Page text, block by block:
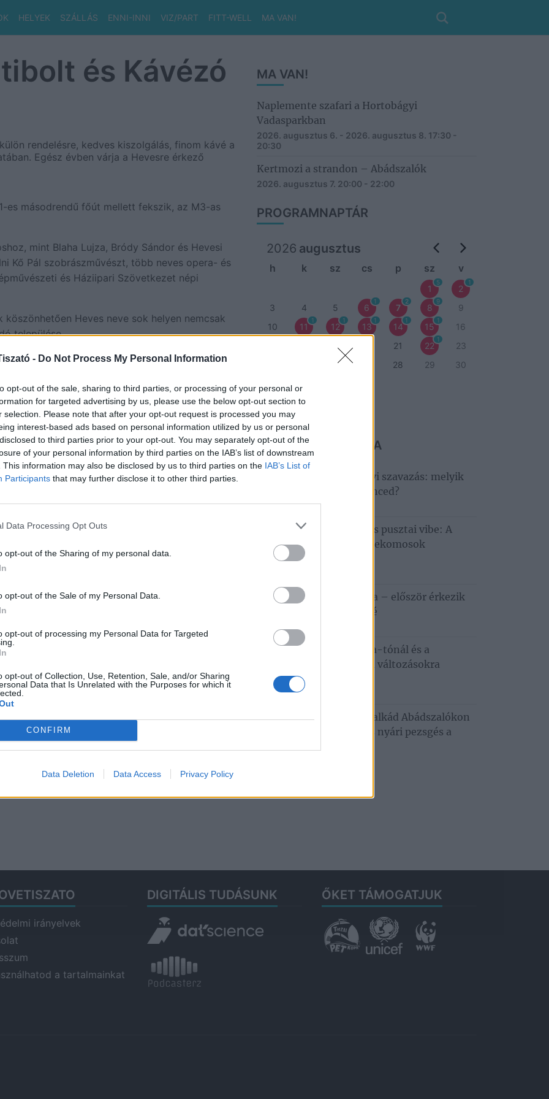
- Do Not Process My Personal Information
opt-out of the sale, sharing to third parties, or processing of your personal or
for targeted advertising by us, please use the below opt-out section to
selection. Please note that after your opt-out request is processed you may
interest-based ads based on personal information utilized by us or personal
to third parties prior to your opt-out. You may separately opt-out of the
of your personal information by third parties on the IAB’s list of downstream
This information may also be disclosed by us to third parties on the IAB’s List of
Participants that may further disclose it to other third parties.
Data Processing Opt Outs
opt-out of the Sharing of my personal data.
opt-out of the Sale of my Personal Data.
opt-out of processing my Personal Data for Targeted
opt-out of Collection, Use, Retention, Sale, and/or Sharing
Data that Is Unrelated with the Purposes for which it
CONFIRM
Data Deletion Data Access Privacy Policy
HELYEK SZÁLLÁS ENNI-INNI VIZ/PART FITT-WELL MA VAN!
és Kávézó
rendelésre, kedves kiszolgálás, finom kávé a
Egész évben várja a Hevesre érkező
es másodrendű főút mellett fekszik, az M3-as
mint Blaha Lujza, Bródy Sándor és Hevesi
Kő Pál szobrászművészt, több neves opera- és
és Háziipari Szövetkezet népi
Heves neve sok helyen nemcsak
települése.
MA VAN!
Naplemente szafari a Hortobágyi
Vadasparkban
2026. augusztus 6. - 2026. augusztus 8. 17:30 -
20:30
Kertmozi a strandon – Abádszalók
2026. augusztus 7. 20:00 - 22:00
PROGRAMNAPTÁR
2026 augusztus
h k sz cs p sz v
1
5
2
1
3 4 5 6
1
7
2
8
9
9
10
11
1
12
1
13
1
14
1
15
1
16
19 21 22
1
23
26 28 29
30
heti program
NE MARADJ LE RÓLA
Elindult a nagy Tisza‑tavi szavazás: melyik
vendéglátóhely a kedvenced?
2026. augusztus 6.
Csillagles, Hiperkarma és pusztai vibe: A
Hortobágyon zárul a Telekomosok
Fesztiválja
Budapestről a Tisza-tóra – először érkezik
Tiszafüredre a Haccacáré
Rendkívüli hőség a Tisza-tónál és a
Hortobágyon – ezekre a változásokra
érdemes felkészülni
2026. augusztus 3.
Augusztusi programkavalkád Abádszalókon
– koncert, tánc, mozi és nyári pezsgés a
irányelvek
a tartalmainkat
DIGITÁLIS TUDÁSUNK ŐKET TÁMOGATJUK